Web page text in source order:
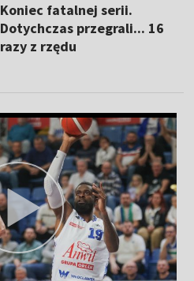
Koniec fatalnej serii.
Dotychczas przegrali... 16
razy z rzędu